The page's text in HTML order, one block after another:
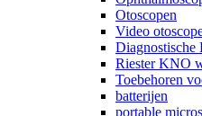
Otoscopen
Video
Diagnostische
Riester KNO
Toebehoren
batterijen
portable